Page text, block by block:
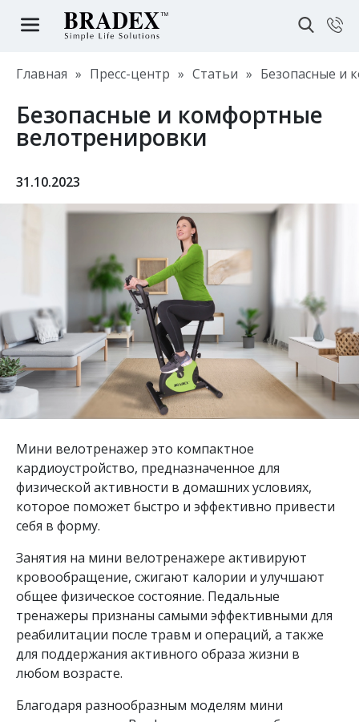
Главная » Пресс-центр » Статьи » Безопасные и
Безопасные и комфортные
велотренировки
31.10.2023
Мини велотренажер это компактное
кардиоустройство, предназначенное для
физической активности в домашних условиях,
которое поможет быстро и эффективно привести
себя в форму.
Занятия на мини велотренажере активируют
кровообращение, сжигают калории и улучшают
общее физическое состояние. Педальные
тренажеры признаны самыми эффективными для
реабилитации после травм и операций, а также
для поддержания активного образа жизни в
любом возрасте.
Благодаря разнообразным моделям мини